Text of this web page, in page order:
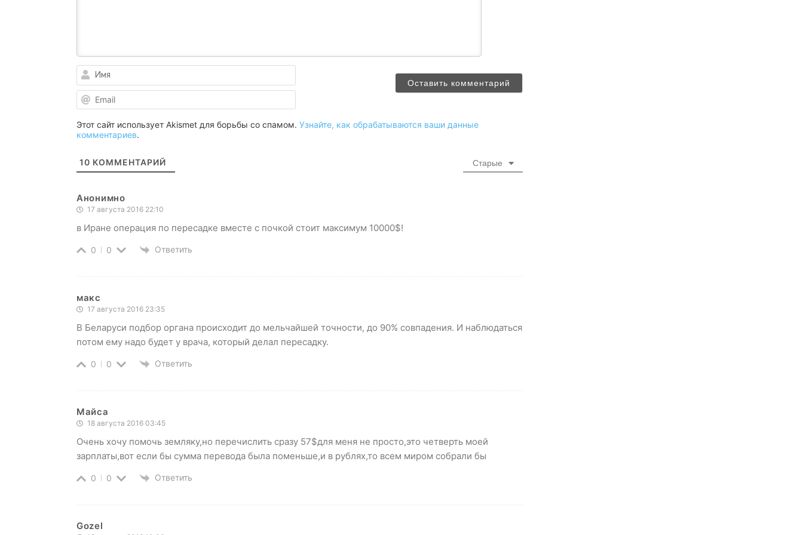
Этот сайт использует Akismet для борьбы со спамом. Узнайте, как обрабатываются ваши данные
комментариев.
10 КОММЕНТАРИЙ Старые
Анонимно
17 августа 2016 22:10
в Иране операция по пересадке вместе с почкой стоит максимум 10000$!
0 0 Ответить
макс
17 августа 2016 23:35
В Беларуси подбор органа происходит до мельчайшей точности, до 90% совпадения. И наблюдаться
потом ему надо будет у врача, который делал пересадку.
0 0 Ответить
Майса
18 августа 2016 03:45
Очень хочу помочь земляку,но перечислить сразу 57$для меня не просто,это четверть моей
зарплаты,вот если бы сумма перевода была поменьше,и в рублях,то всем миром собрали бы
0 0 Ответить
Gozel